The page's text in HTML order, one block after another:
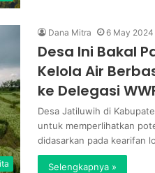
Dana Mitra 6 May 2024
Desa Ini Bakal
Kelola Air
ke Delegasi
Desa Jatiluwih di
untuk memperlihatkan
didasarkan pada kearifan
Selengkapnya »
Pusat
Pembelajaran
of
Excellence)
TOSS,
DHYRECS,
dan
Kompor
Biomassa